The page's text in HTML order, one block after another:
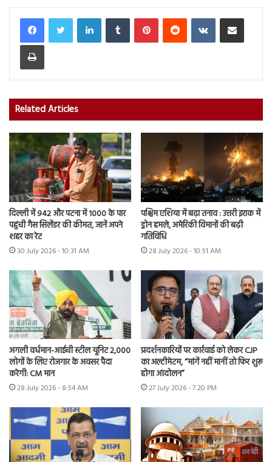
LinkedInTumblr PinterestReddit VKontakteShare via Email
Print
Related Articles
दिल्ली में 942 और पटना में 1000 के पार
पहुंची गैस सिलेंडर की कीमत, जानें अपने
शहर का रेट
30 July 2026 - 10:31 AM
पश्चिम एशिया में बढ़ा तनाव : उत्तरी इराक में
ड्रोन हमले, अमेरिकी विमानों की बढ़ी
गतिविधि
28 July 2026 - 10:51 AM
अगली वर्धमान-आईची स्टील यूनिट 2,000
लोगों के लिए रोजगार के अवसर पैदा
करेगी: CM मान
28 July 2026 - 8:54 AM
प्रदर्शनकारियों पर कार्रवाई को लेकर CJP
का अल्टीमेटम, “मांगें नहीं मानीं तो फिर शुरू
होगा आंदोलन”
27 July 2026 - 7:20 PM